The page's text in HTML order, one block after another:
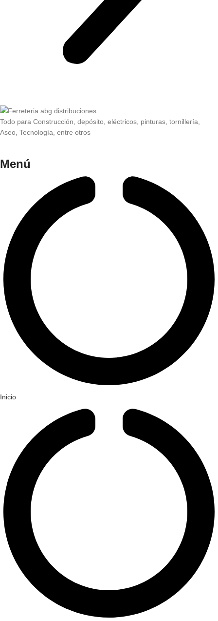
Todo para Construcción, depósito, eléctricos, pinturas, tornillería,
Aseo, Tecnología, entre otros
Menú
Inicio